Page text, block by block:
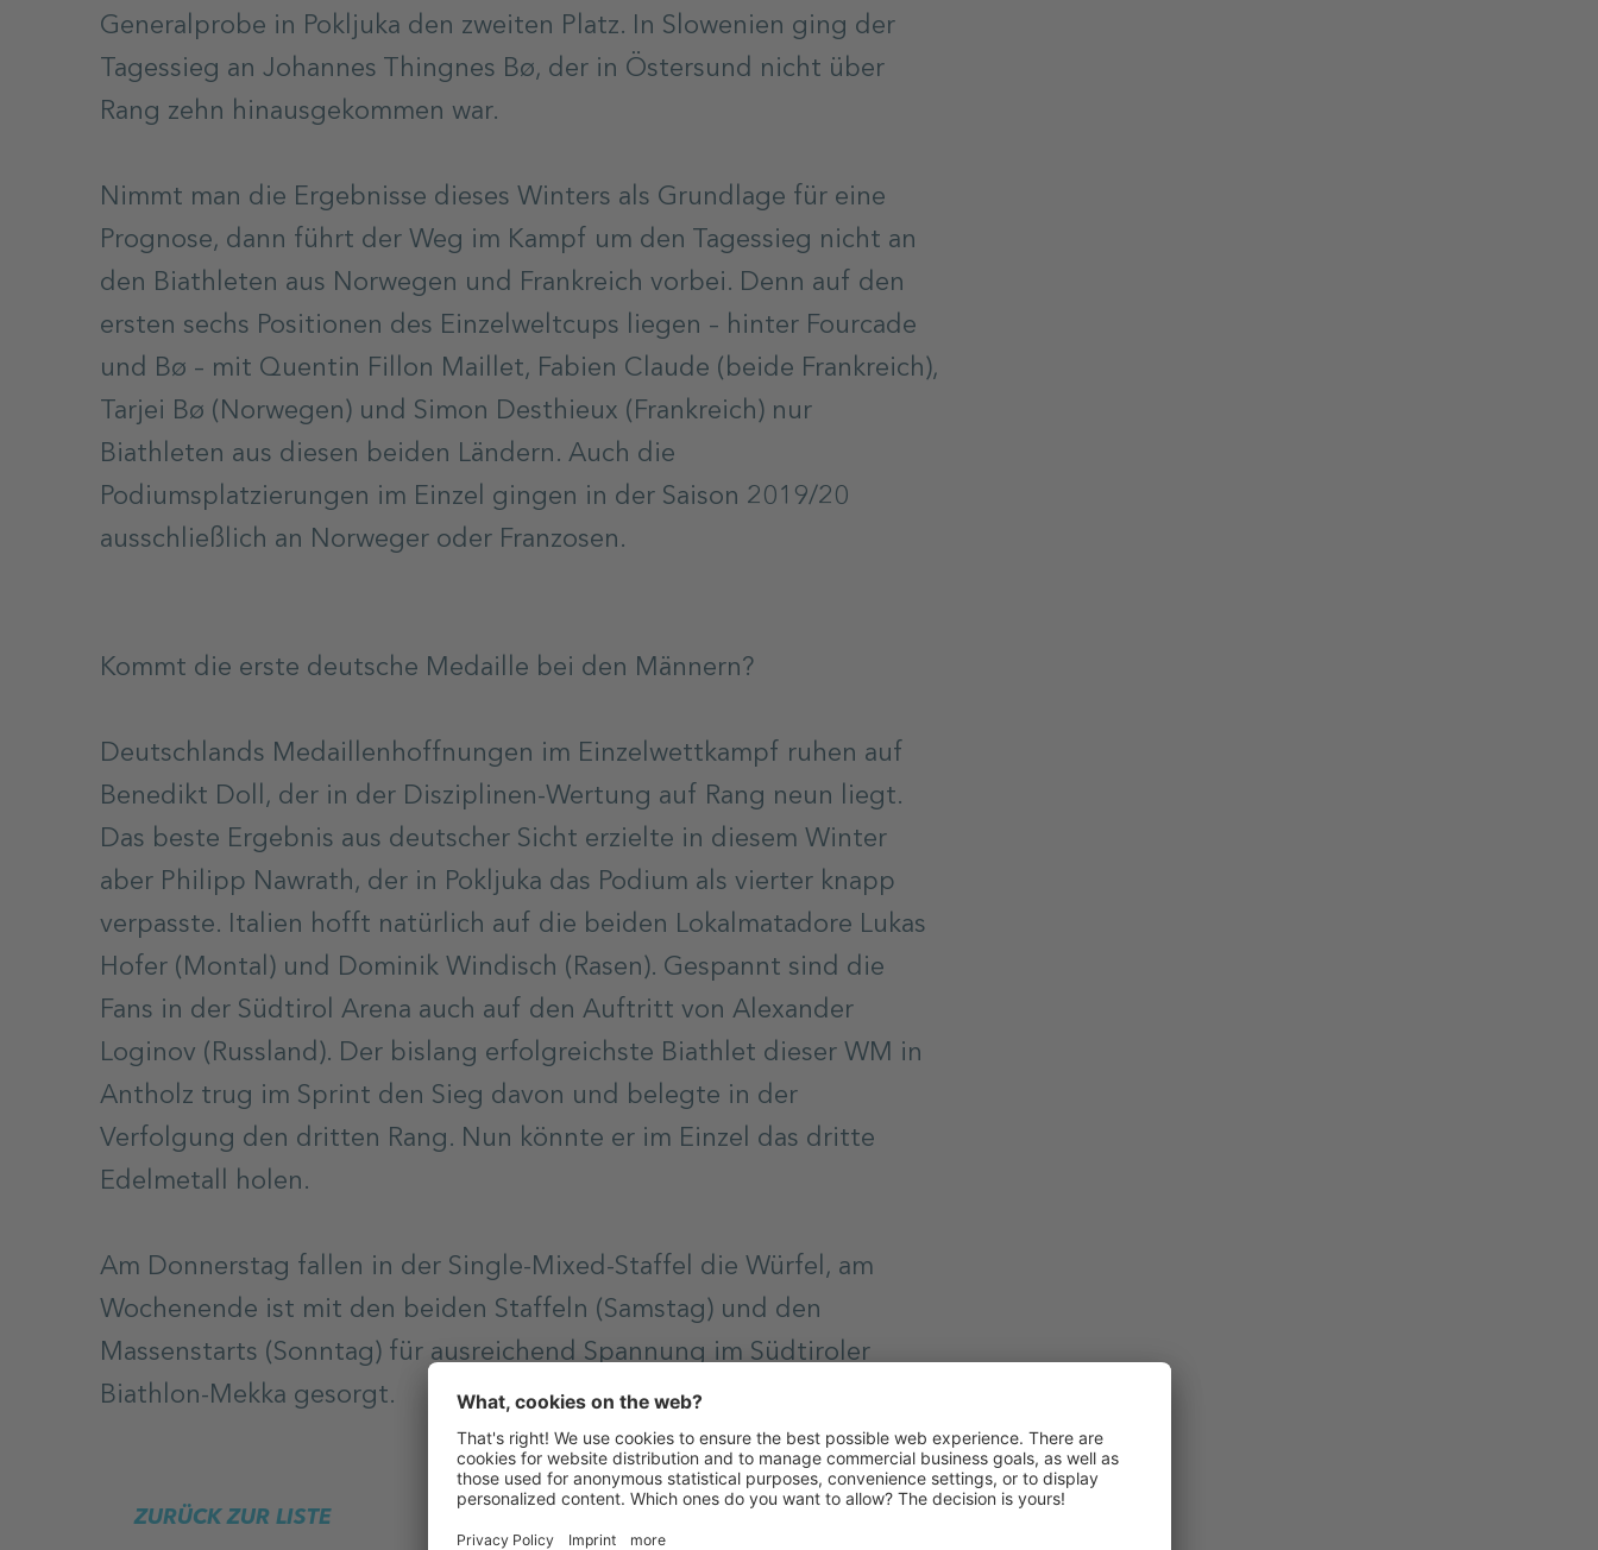
Generalprobe in Pokljuka den zweiten Platz. In Slowenien ging der
Tagessieg an Johannes Thingnes Bø, der in Östersund nicht über
Rang zehn hinausgekommen war.
Nimmt man die Ergebnisse dieses Winters als Grundlage für eine
Prognose, dann führt der Weg im Kampf um den Tagessieg nicht an
den Biathleten aus Norwegen und Frankreich vorbei. Denn auf den
ersten sechs Positionen des Einzelweltcups liegen – hinter Fourcade
und Bø – mit Quentin Fillon Maillet, Fabien Claude (beide Frankreich),
Tarjei Bø (Norwegen) und Simon Desthieux (Frankreich) nur
Biathleten aus diesen beiden Ländern. Auch die
Podiumsplatzierungen im Einzel gingen in der Saison 2019/20
ausschließlich an Norweger oder Franzosen.
Kommt die erste deutsche Medaille bei den Männern?
Deutschlands Medaillenhoffnungen im Einzelwettkampf ruhen auf
Benedikt Doll, der in der Disziplinen-Wertung auf Rang neun liegt.
Das beste Ergebnis aus deutscher Sicht erzielte in diesem Winter
aber Philipp Nawrath, der in Pokljuka das Podium als vierter knapp
verpasste. Italien hofft natürlich auf die beiden Lokalmatadore Lukas
Hofer (Montal) und Dominik Windisch (Rasen). Gespannt sind die
Fans in der Südtirol Arena auch auf den Auftritt von Alexander
Loginov (Russland). Der bislang erfolgreichste Biathlet dieser WM in
Antholz trug im Sprint den Sieg davon und belegte in der
Verfolgung den dritten Rang. Nun könnte er im Einzel das dritte
Edelmetall holen.
Am Donnerstag fallen in der Single-Mixed-Staffel die Würfel, am
Wochenende ist mit den beiden Staffeln (Samstag) und den
Massenstarts (Sonntag) für ausreichend Spannung im Südtiroler
Biathlon-Mekka gesorgt.
ZURÜCK ZUR LISTE